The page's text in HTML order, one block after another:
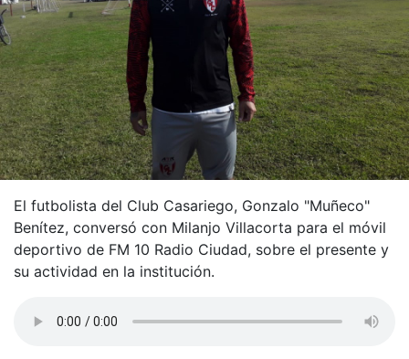
El futbolista del Club Casariego, Gonzalo "Muñeco"
Benítez, conversó con Milanjo Villacorta para el móvil
deportivo de FM 10 Radio Ciudad, sobre el presente y
su actividad en la institución.